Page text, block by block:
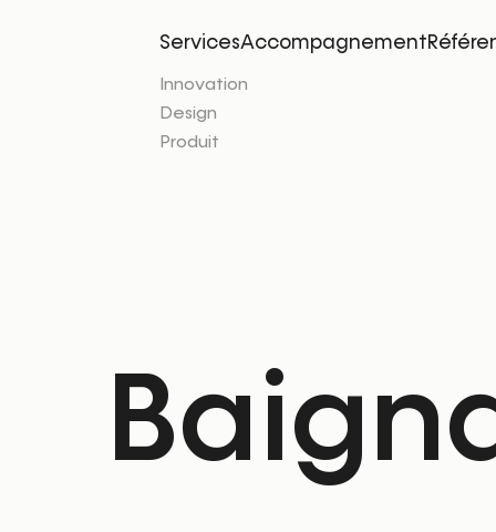
Services
Innovation
Design
Produit
Accompagnement